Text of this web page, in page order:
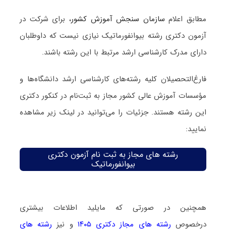
مطابق اعلام سازمان سنجش آموزش کشور، برای شرکت در
آزمون دکتری رشته بیوانفورماتیک نیازی نیست که داوطلبان
دارای مدرک کارشناسی ارشد مرتبط با این رشته باشند.
فارغ‌‌التحصیلان کلیه رشته‌های کارشناسی ارشد دانشگاه‌ها و
مؤسسات آموزش عالی کشور مجاز به ثبت‌نام در کنکور دکتری
این رشته هستند. جزئیات را می‌توانید در لینک زیر مشاهده
نمایید:
رشته های مجاز به ثبت نام آزمون دکتری
بیوانفورماتیک
همچنین در صورتی که مایلید اطلاعات بیشتری
درخصوص رشته های مجاز دکتری ۱۴۰۵ و نیز رشته های